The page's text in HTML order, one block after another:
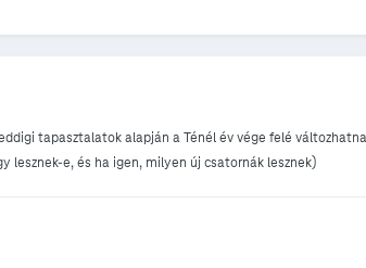
tapasztalatok alapján a Ténél év vége felé
lesznek-e, és ha igen, milyen új csatornák lesznek)